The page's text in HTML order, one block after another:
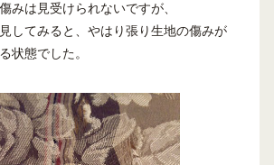
みは見受けられないですが、
してみると、やはり張り生地の傷みが
状態でした。